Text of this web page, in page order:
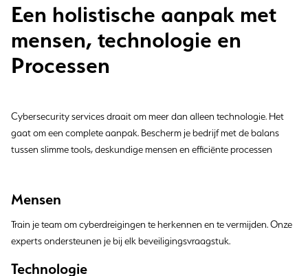
Een holistische aanpak met
mensen, technologie en
Processen
Cybersecurity services draait om meer dan alleen technologie. Het
gaat om een complete aanpak. Bescherm je bedrijf met de balans
tussen slimme tools, deskundige mensen en efficiënte processen
Mensen
Train je team om cyberdreigingen te herkennen en te vermijden. Onze
experts ondersteunen je bij elk beveiligingsvraagstuk.
Technologie